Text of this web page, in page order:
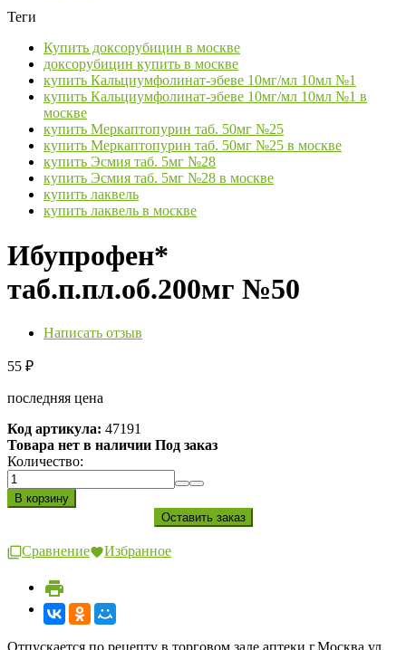
Теги
Купить доксорубицин в москве
доксорубицин купить в москве
купить Кальциумфолинат-эбеве 10мг/мл 10мл №1
купить Кальциумфолинат-эбеве 10мг/мл 10мл №1 в
москве
купить Меркаптопурин таб. 50мг №25
купить Меркаптопурин таб. 50мг №25 в москве
купить Эсмия таб. 5мг №28
купить Эсмия таб. 5мг №28 в москве
купить лаквель
купить лаквель в москве
Ибупрофен*
таб.п.пл.об.200мг №50
Написать отзыв
55 ₽
последняя цена
Код артикула: 47191
Товара нет в наличии Под заказ
Количество:
Сравнение Избранное
Отпускается по рецепту в торговом зале аптеки г.Москва ул.